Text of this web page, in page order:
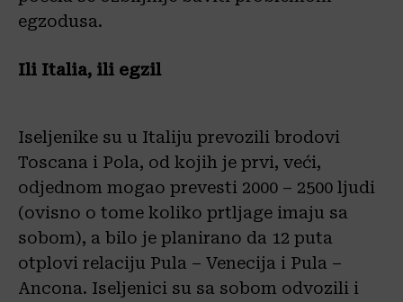
egzodusa.
Ili Italia, ili egzil
Iseljenike su u Italiju prevozili brodovi
Toscana i Pola, od kojih je prvi, veći,
odjednom mogao prevesti 2000 – 2500 ljudi
(ovisno o tome koliko prtljage imaju sa
sobom), a bilo je planirano da 12 puta
otplovi relaciju Pula – Venecija i Pula –
Ancona. Iseljenici su sa sobom odvozili i